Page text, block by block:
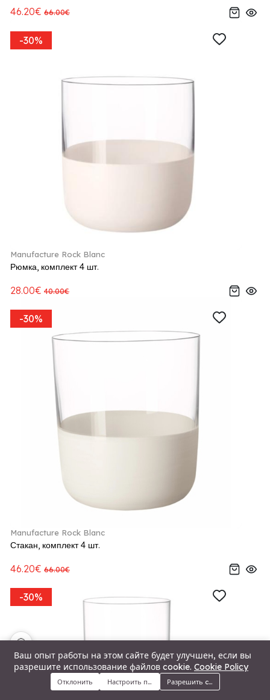
Меню Категории Поиск Корзина
46.20€ 66.00€
-30%
Manufacture Rock Blanc
Рюмка, комплект 4 шт.
28.00€ 40.00€
-30%
Manufacture Rock Blanc
Стакан, комплект 4 шт.
46.20€ 66.00€
-30%
Ваш опыт работы на этом сайте будет улучшен, если вы
разрешите использование файлов cookie. Cookie Policy
Отклонить Настроить предпочтенияРазрешить cookie
🍪